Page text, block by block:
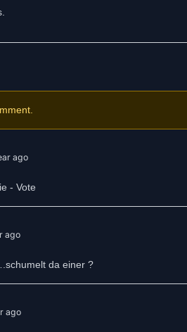
ago
- Vote
ago
da einer ?
ago